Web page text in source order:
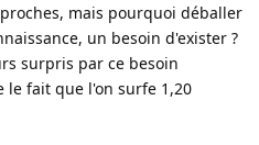
mais pourquoi déballer
un besoin d'exister ?
surpris par ce besoin
le fait que l'on surfe 1,20